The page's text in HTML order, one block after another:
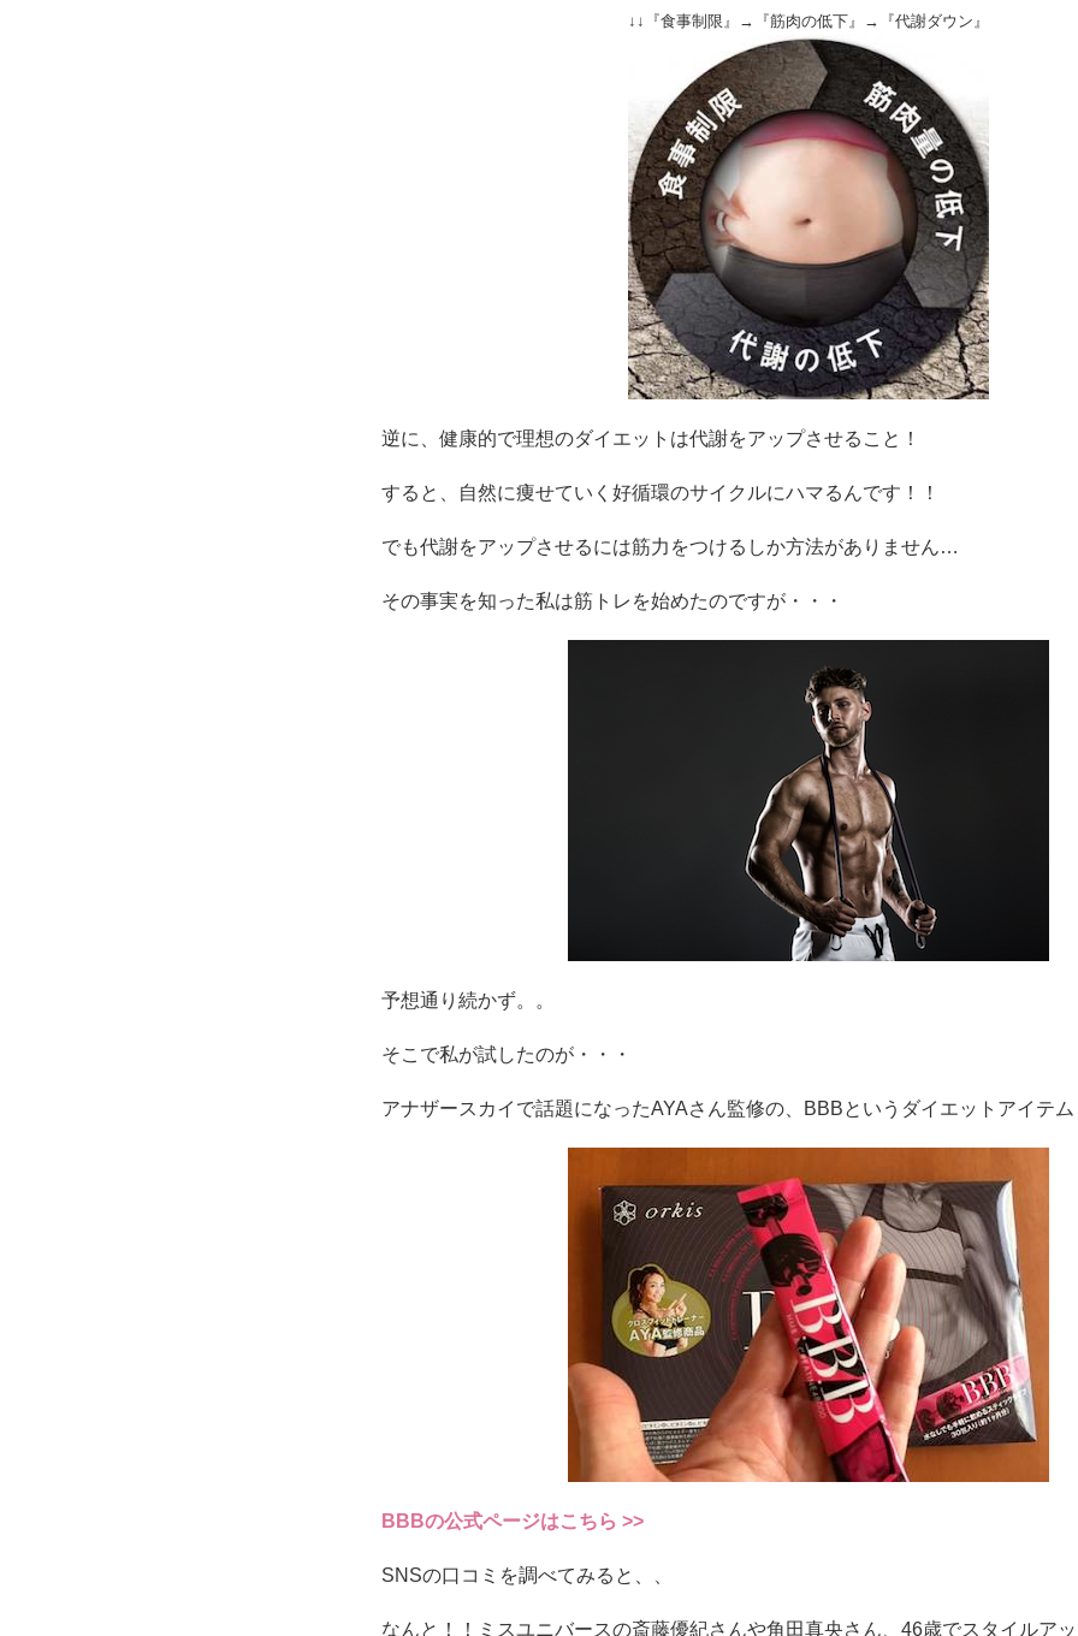
↓↓『食事制限』→『筋肉の低下』→『代謝ダウン』
逆に、健康的で理想のダイエットは代謝をアップさせること！
すると、自然に痩せていく好循環のサイクルにハマるんです！！
でも代謝をアップさせるには筋力をつけるしか方法がありません…
その事実を知った私は筋トレを始めたのですが・・・
予想通り続かず。。
そこで私が試したのが・・・
アナザースカイで話題になったAYAさん監修の、BBBというダイエットアイテム
BBBの公式ページはこちら >>
SNSの口コミを調べてみると、、
なんと！！ミスユニバースの斎藤優紀さんや角田真央さん、46歳でスタイルア